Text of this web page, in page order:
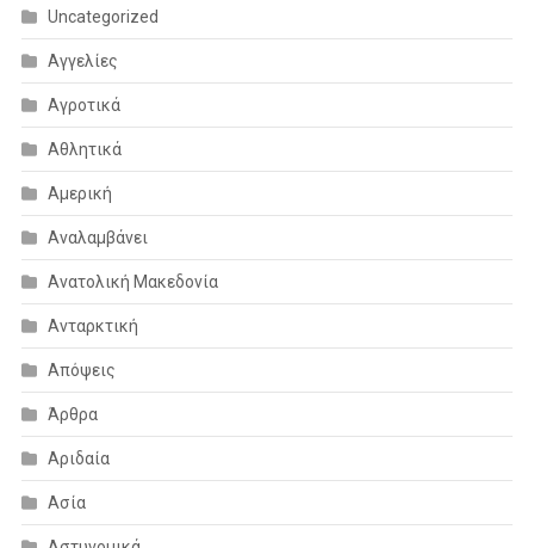
Uncategorized
Αγγελίες
Αγροτικά
Αθλητικά
Αμερική
Αναλαμβάνει
Ανατολική Μακεδονία
Ανταρκτική
Απόψεις
Άρθρα
Αριδαία
Ασία